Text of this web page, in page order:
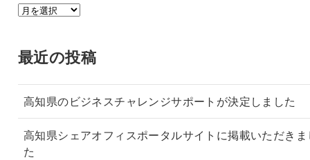
ア
イ
最近の投稿
高知県のビジネスチャレンジサポートが決定しました
高知県シェアオフィスポータルサイトに掲載いただきま
た